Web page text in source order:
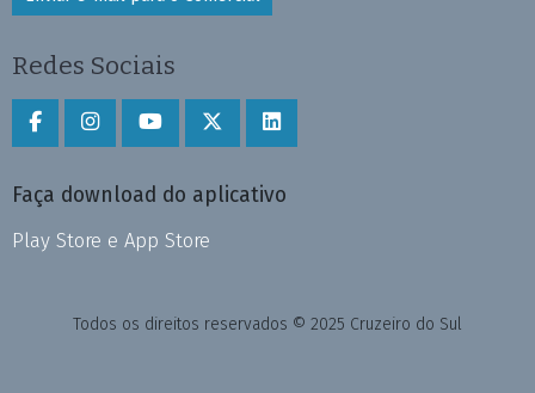
Redes Sociais
Faça download do aplicativo
Play Store e App Store
Todos os direitos reservados © 2025 Cruzeiro do Sul